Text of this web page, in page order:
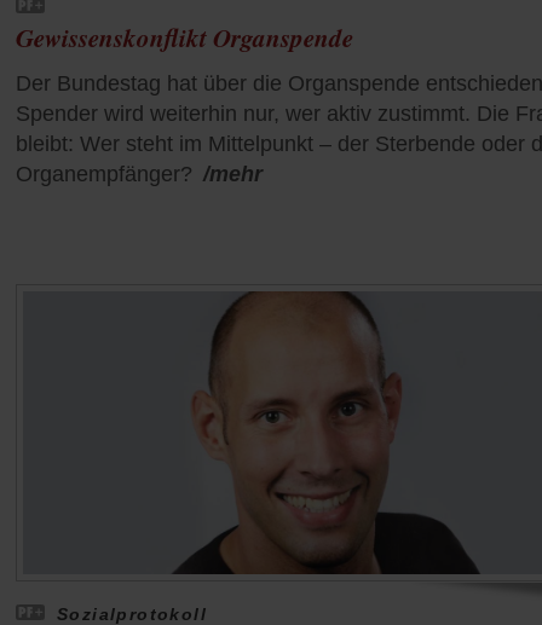
Gewissenskonflikt Organspende
Der Bundestag hat über die Organspende
Spender wird weiterhin nur, wer aktiv zustimmt. Die
bleibt: Wer steht im Mittelpunkt – der Sterbende oder
Organempfänger? /mehr
Sozialprotokoll